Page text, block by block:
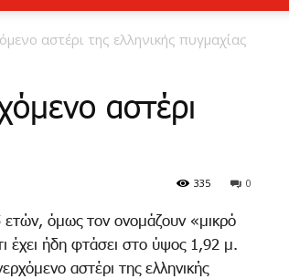
αστέρι της ελληνικής πυγμαχίας
αστέρι
0
335
ετών, όμως τον ονομάζουν «μικρό
έχει ήδη φτάσει στο ύψος 1,92 μ.
αστέρι της ελληνικής